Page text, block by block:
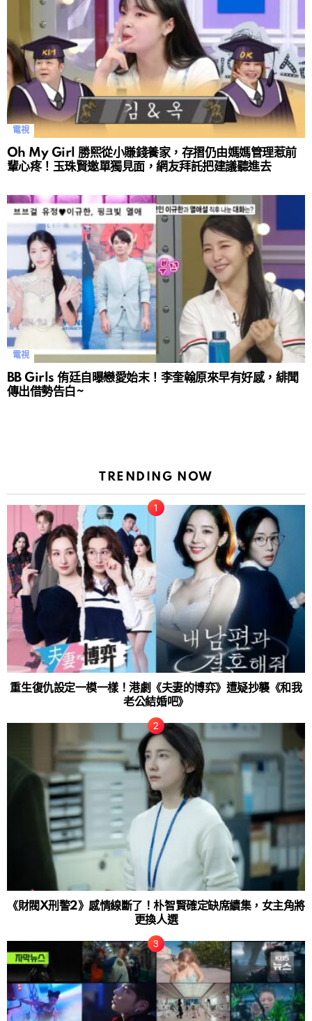
電視
Oh My Girl 勝熙從小賺錢養家，存摺仍由媽媽管理惹前
輩心疼！玉珠賢邀單獨見面，網友拜託把建議聽進去
電視
BB Girls 侑廷自曝戀愛始末！李奎翰原來早有好感，緋聞
傳出借勢告白~
TRENDING NOW
重生復仇設定一模一樣！港劇《夫妻的博弈》遭疑抄襲《和我
老公結婚吧》
《財閥X刑警2》感情線斷了！朴智賢確定缺席續集，女主角將
更換人選